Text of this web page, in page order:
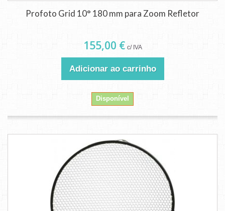
Profoto Grid 10° 180 mm para Zoom Refletor
155,00 € c/ IVA
Adicionar ao carrinho
Disponível